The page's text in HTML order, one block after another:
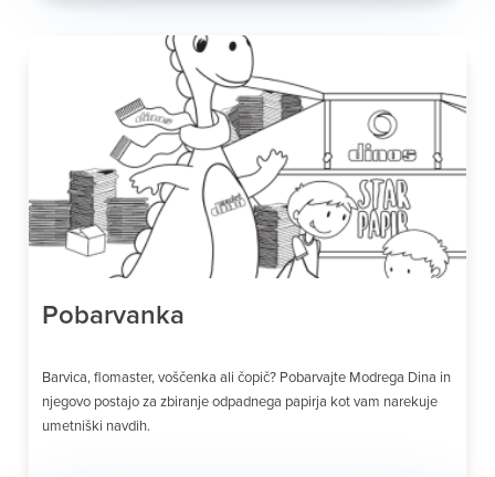
Pobarvanka
Barvica, flomaster, voščenka ali čopič? Pobarvajte Modrega Dina in
njegovo postajo za zbiranje odpadnega papirja kot vam narekuje
umetniški navdih.